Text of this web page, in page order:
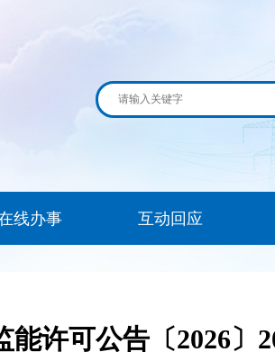
线办事 互动回应
许可公告〔2026〕